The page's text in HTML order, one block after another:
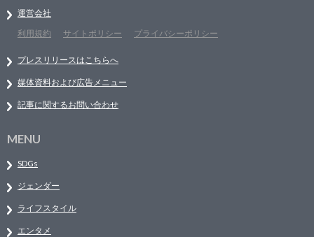
運営会社
利用規約
サイトポリシー プライバシーポリシー
プレスリリースはこちらへ
媒体資料および広告メニュー
記事に関するお問い合わせ
MENU
SDGs
ジェンダー
ライフスタイル
エンタメ